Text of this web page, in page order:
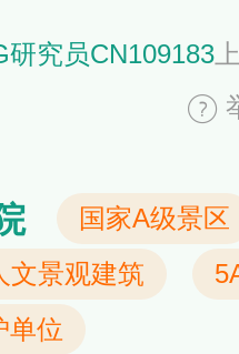
研究员CN109183
国家A级景区
文景观建筑
单位